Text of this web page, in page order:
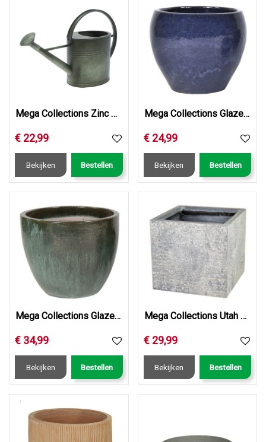
Mega Collections Zinc Vintage Green Watering Can Oval 7L
€ 22,99
Bekijken Bestellen
Mega Collections Glazed Belly Antique Grey D28H25
€ 24,99
Bekijken Bestellen
Mega Collections Glazed Egg Pot Moss Green D38H32
€ 34,99
Bekijken Bestellen
Mega Collections Utah Cubi Washed Grey W27H28
€ 29,99
Bekijken Bestellen